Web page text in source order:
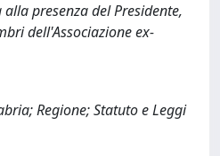
presenza del Presidente,
dell'Associazione ex-
Regione; Statuto e Leggi